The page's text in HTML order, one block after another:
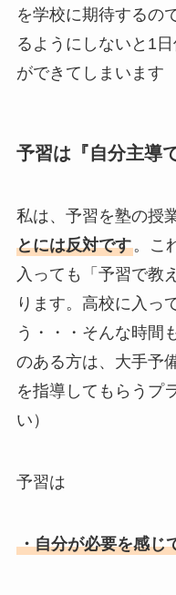
を学校に期待するの
るようにしないと1
ができてしまいます
予習は『自分主導
私は、予習を塾の授
とには反対です。こ
入っても「予習で教
ります。高校に入っ
う・・・そんな時間
のある方は、大手予
を指導してもらうプ
い）
予習は
・自分が必要を感じ